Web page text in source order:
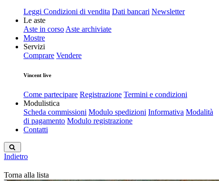
Leggi Condizioni di vendita Dati bancari Newsletter
Le aste
Aste in corso Aste archiviate
Mostre
Servizi
Comprare Vendere
Vincent live
Come partecipare Registrazione Termini e condizioni
Modulistica
Scheda commissioni Modulo spedizioni Informativa Modalità
di pagamento Modulo registrazione
Contatti
Indietro
Torna alla lista